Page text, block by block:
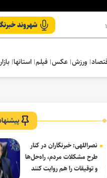
شهروند
ورزش عکس فیلم استانها بازار
نصراللهی: خبرنگاران در کنار
طرح مشکلات مردم، راه‌حل‌ها
و توفیقات را هم روایت کنند